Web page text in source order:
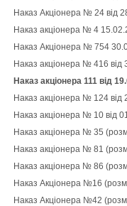
Наказ Акціонера № 24 від
Наказ акціонера № 4
Наказ Акціонера № 754
Наказ акціонера № 416
Наказ акціонера 111 від
Наказ акціонера № 124
Наказ акціонера № 10 від
Наказ акціонера № 35
Наказ акціонера № 81
Наказ акціонера № 86
Наказ Акціонера №16
Наказ Акціонера №42